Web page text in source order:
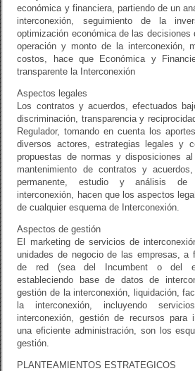
económica y financiera, partiendo de un
interconexión, seguimiento de la
optimización económica de las decisiones
operación y monto de la interconexión,
costos, hace que Económica y
transparente la Interconexión
Aspectos legales
Los contratos y acuerdos, efectuados
discriminación, transparencia y
Regulador, tomando en cuenta los
diversos actores, estrategias legales y
propuestas de normas y disposiciones al
mantenimiento de contratos y
permanente, estudio y análisis de
interconexión, hacen que los aspectos
de cualquier esquema de Interconexión.
Aspectos de gestión
El marketing de servicios de
unidades de negocio de las empresas, a
de red (sea del Incumbent o del
estableciendo base de datos de
gestión de la interconexión, liquidación,
la interconexión, incluyendo
interconexión, gestión de recursos para
una eficiente administración, son los
gestión.
PLANTEAMIENTOS ESTRATEGICOS